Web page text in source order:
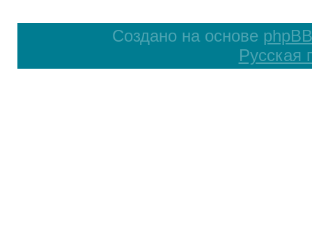
Создано на основе phpBB
Русская